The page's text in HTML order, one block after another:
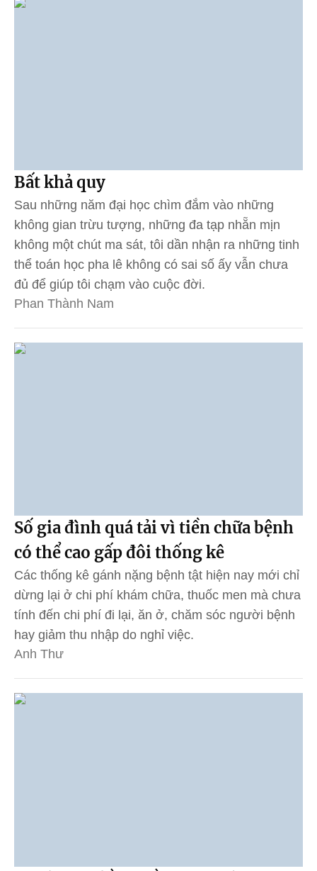
Bất khả quy
Sau những năm đại học chìm đắm vào những
không gian trừu tượng, những đa tạp nhẵn mịn
không một chút ma sát, tôi dần nhận ra những tinh
thể toán học pha lê không có sai số ấy vẫn chưa
đủ để giúp tôi chạm vào cuộc đời.
Phan Thành Nam
Số gia đình quá tải vì tiền chữa bệnh
có thể cao gấp đôi thống kê
Các thống kê gánh nặng bệnh tật hiện nay mới chỉ
dừng lại ở chi phí khám chữa, thuốc men mà chưa
tính đến chi phí đi lại, ăn ở, chăm sóc người bệnh
hay giảm thu nhập do nghỉ việc.
Anh Thư